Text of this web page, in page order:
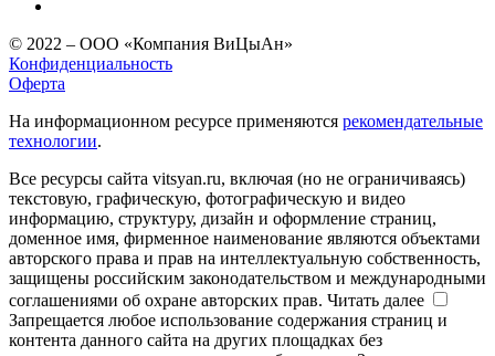
© 2022 – ООО «Компания ВиЦыАн»
Конфиденциальность
Оферта
На информационном ресурсе применяются рекомендательные
технологии.
Все ресурсы сайта vitsyan.ru, включая (но не ограничиваясь)
текстовую, графическую, фотографическую и видео
информацию, структуру, дизайн и оформление страниц,
доменное имя, фирменное наименование являются объектами
авторского права и прав на интеллектуальную собственность,
защищены российским законодательством и международными
соглашениями об охране авторских прав. Читать далее
Запрещается любое использование содержания страниц и
контента данного сайта на других площадках без